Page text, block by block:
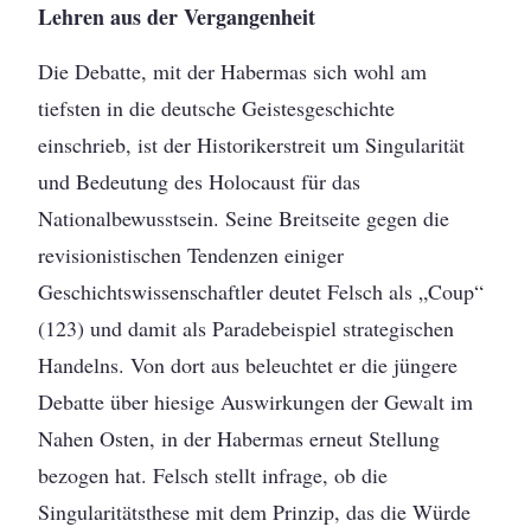
Lehren aus der Vergangenheit
Die Debatte, mit der Habermas sich wohl am
tiefsten in die deutsche Geistesgeschichte
einschrieb, ist der Historikerstreit um Singularität
und Bedeutung des Holocaust für das
Nationalbewusstsein. Seine Breitseite gegen die
revisionistischen Tendenzen einiger
Geschichtswissenschaftler deutet Felsch als „Coup“
(123) und damit als Paradebeispiel strategischen
Handelns. Von dort aus beleuchtet er die jüngere
Debatte über hiesige Auswirkungen der Gewalt im
Nahen Osten, in der Habermas erneut Stellung
bezogen hat. Felsch stellt infrage, ob die
Singularitätsthese mit dem Prinzip, das die Würde